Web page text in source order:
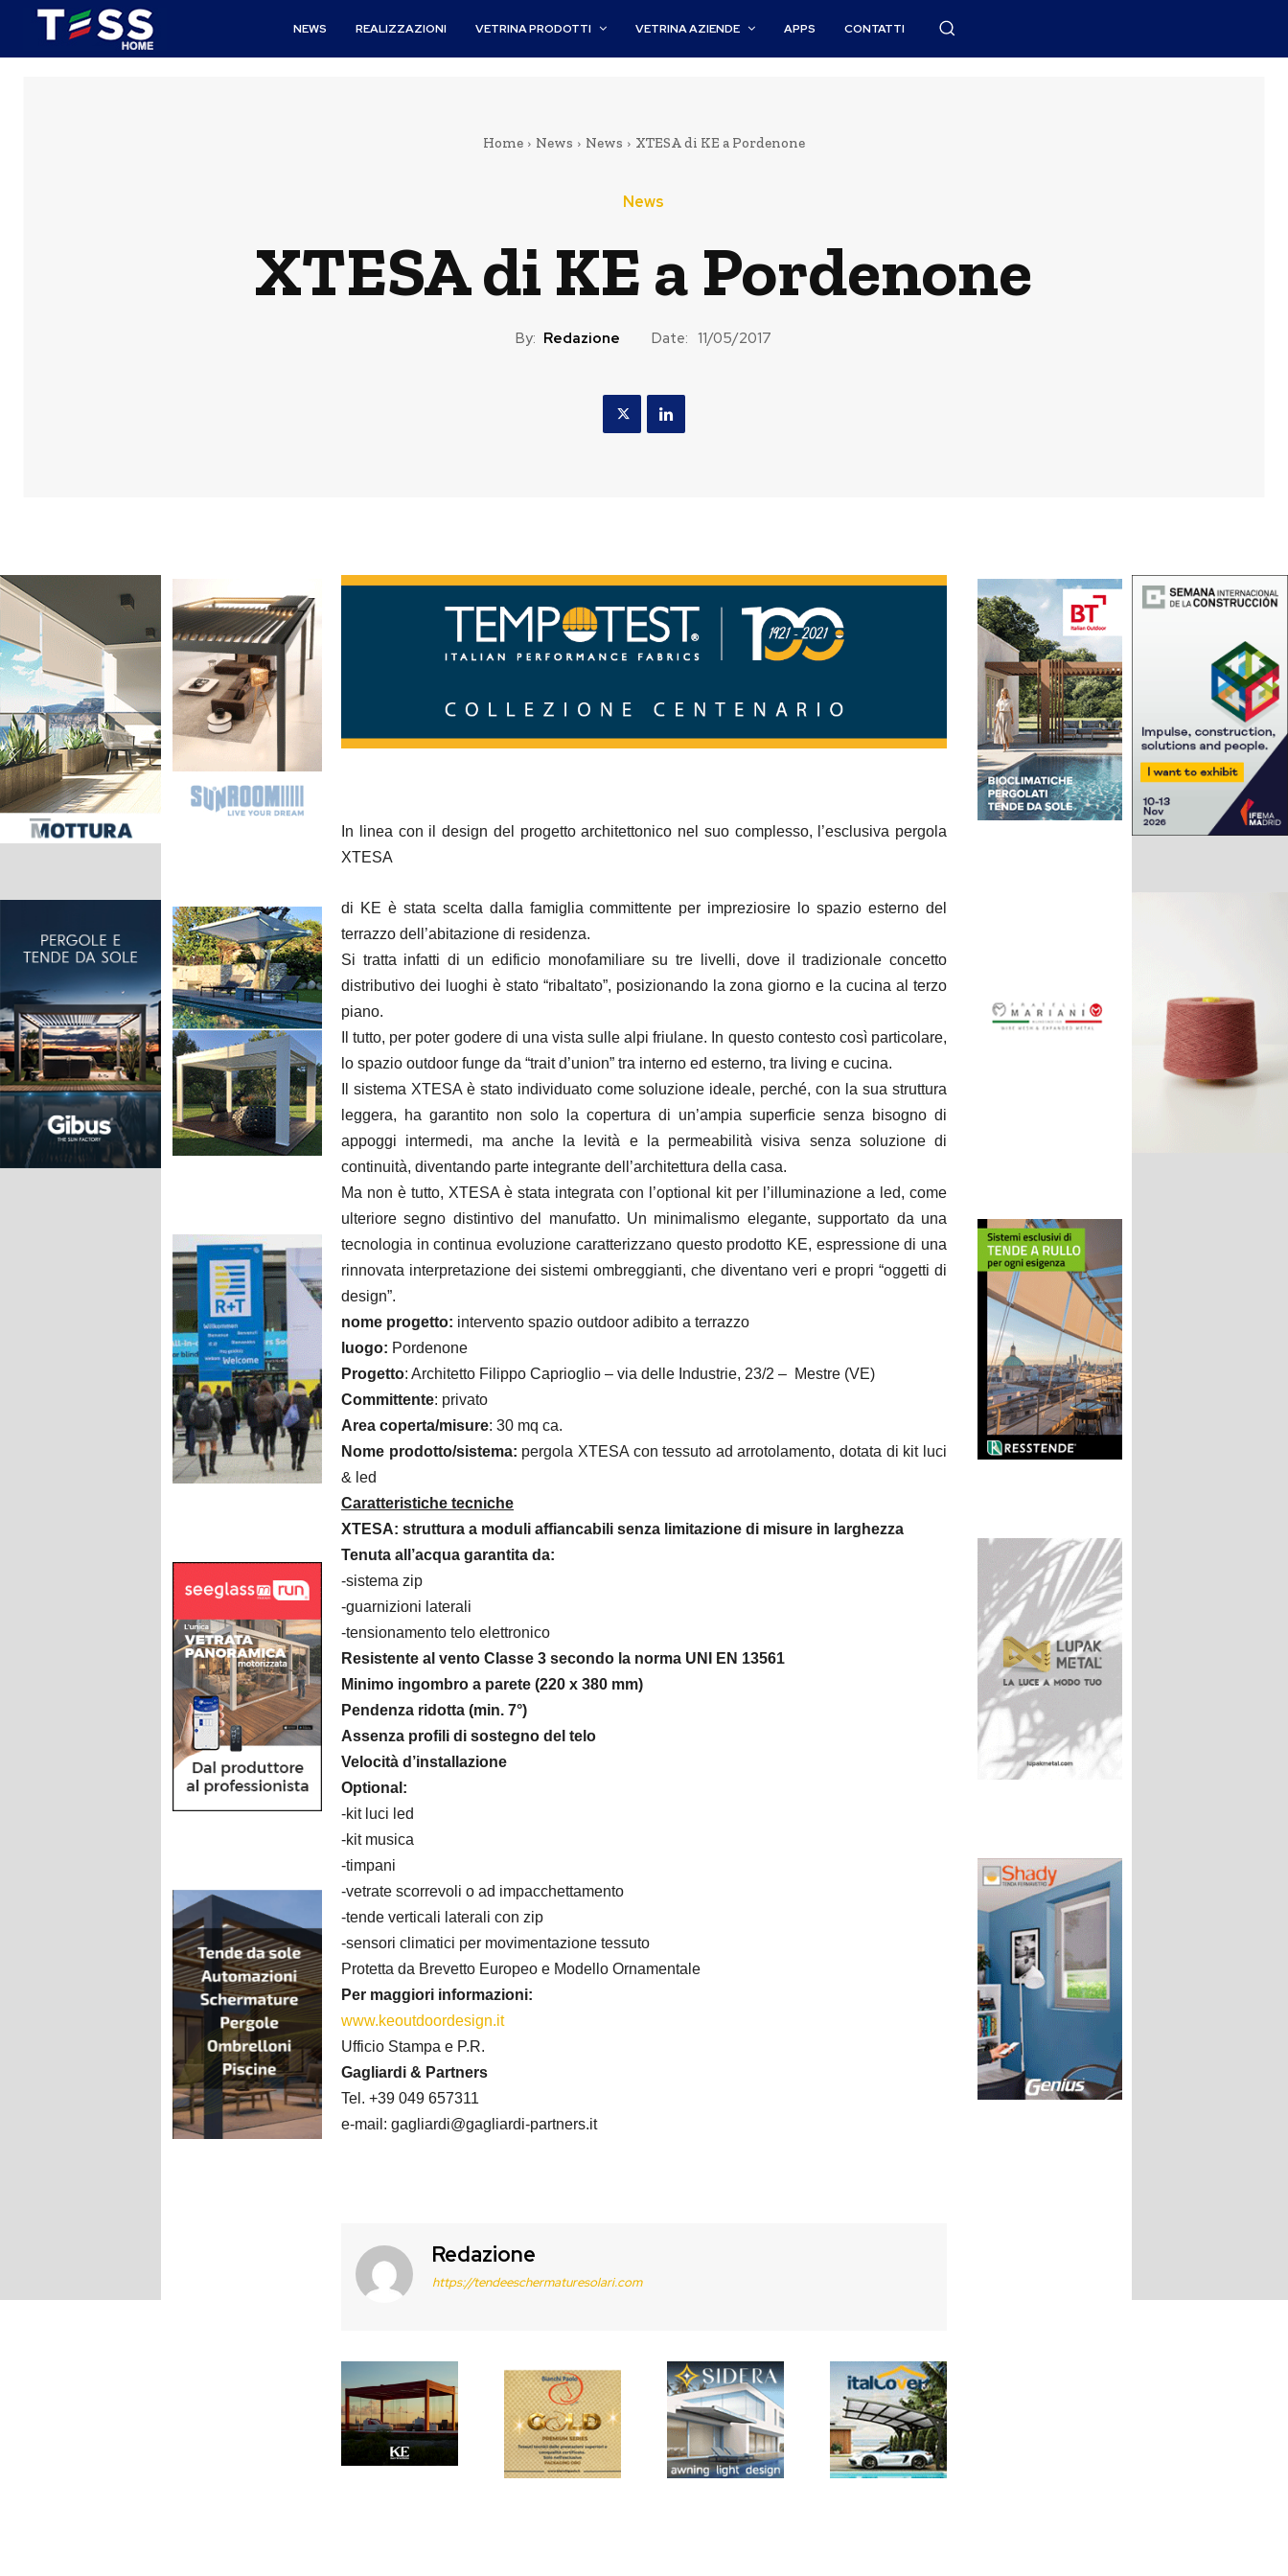
NEWS REALIZZAZIONI VETRINA PRODOTTI VETRINA AZIENDE APPS CONTATTI
Home News News XTESA di KE a Pordenone
News
XTESA di KE a Pordenone
By: Redazione Date: 11/05/2017
In linea con il design del progetto architettonico nel suo complesso, l’esclusiva pergola
XTESA
di KE è stata scelta dalla famiglia committente per impreziosire lo spazio esterno del
terrazzo dell’abitazione di residenza.
Si tratta infatti di un edificio monofamiliare su tre livelli, dove il tradizionale concetto
distributivo dei luoghi è stato “ribaltato”, posizionando la zona giorno e la cucina al terzo
piano.
Il tutto, per poter godere di una vista sulle alpi friulane. In questo contesto così particolare,
lo spazio outdoor funge da “trait d’union” tra interno ed esterno, tra living e cucina.
Il sistema XTESA è stato individuato come soluzione ideale, perché, con la sua struttura
leggera, ha garantito non solo la copertura di un’ampia superficie senza bisogno di
appoggi intermedi, ma anche la levità e la permeabilità visiva senza soluzione di
continuità, diventando parte integrante dell’architettura della casa.
Ma non è tutto, XTESA è stata integrata con l’optional kit per l’illuminazione a led, come
ulteriore segno distintivo del manufatto. Un minimalismo elegante, supportato da una
tecnologia in continua evoluzione caratterizzano questo prodotto KE, espressione di una
rinnovata interpretazione dei sistemi ombreggianti, che diventano veri e propri “oggetti di
design”.
nome progetto: intervento spazio outdoor adibito a terrazzo
luogo: Pordenone
Progetto: Architetto Filippo Caprioglio – via delle Industrie, 23/2 – Mestre (VE)
Committente: privato
Area coperta/misure: 30 mq ca.
Nome prodotto/sistema: pergola XTESA con tessuto ad arrotolamento, dotata di kit luci
& led
Caratteristiche tecniche
XTESA: struttura a moduli affiancabili senza limitazione di misure in larghezza
Tenuta all’acqua garantita da:
-sistema zip
-guarnizioni laterali
-tensionamento telo elettronico
Resistente al vento Classe 3 secondo la norma UNI EN 13561
Minimo ingombro a parete (220 x 380 mm)
Pendenza ridotta (min. 7°)
Assenza profili di sostegno del telo
Velocità d’installazione
Optional:
-kit luci led
-kit musica
-timpani
-vetrate scorrevoli o ad impacchettamento
-tende verticali laterali con zip
-sensori climatici per movimentazione tessuto
Protetta da Brevetto Europeo e Modello Ornamentale
Per maggiori informazioni:
www.keoutdoordesign.it
Ufficio Stampa e P.R.
Gagliardi & Partners
Tel. +39 049 657311
e-mail: gagliardi@gagliardi-partners.it
Redazione
https://tendeeschermaturesolari.com